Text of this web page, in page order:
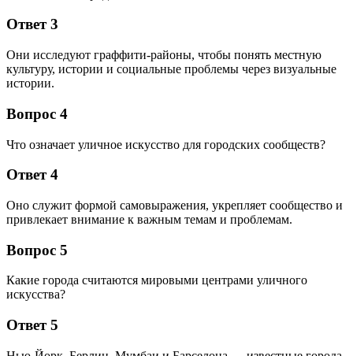
Ответ 3
Они исследуют граффити-районы, чтобы понять местную
культуру, истории и социальные проблемы через визуальные
истории.
Вопрос 4
Что означает уличное искусство для городских сообществ?
Ответ 4
Оно служит формой самовыражения, укрепляет сообщество и
привлекает внимание к важным темам и проблемам.
Вопрос 5
Какие города считаются мировыми центрами уличного
искусства?
Ответ 5